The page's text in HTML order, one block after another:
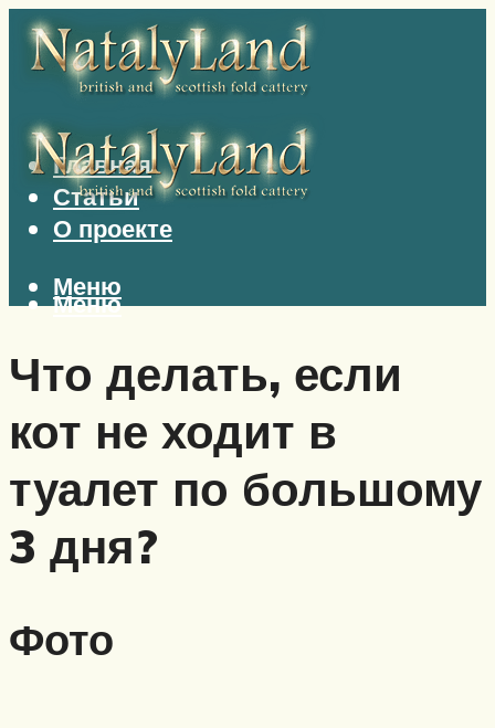
Главная
Статьи
О проекте
Меню
Меню
Что делать, если
кот не ходит в
туалет по большому
3 дня?
Фото